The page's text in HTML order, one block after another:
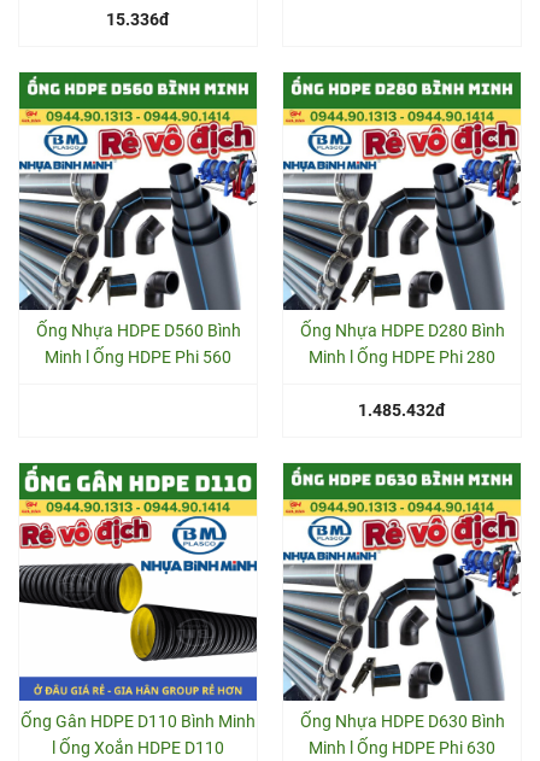
15.336đ
Ống Nhựa HDPE D560 Bình
Minh l Ống HDPE Phi 560
Ống Nhựa HDPE D280 Bình
Minh l Ống HDPE Phi 280
1.485.432đ
Ống Gân HDPE D110 Bình Minh
l Ống Xoắn HDPE D110
Ống Nhựa HDPE D630 Bình
Minh l Ống HDPE Phi 630